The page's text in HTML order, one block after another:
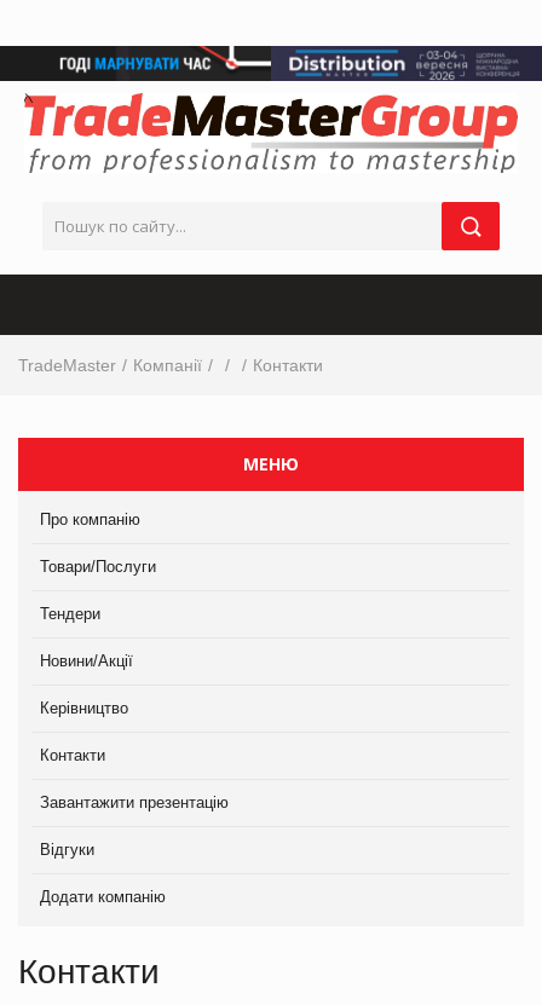
TradeMaster Компанії Контакти
МЕНЮ
Про компанію
Товари/Послуги
Тендери
Новини/Акції
Керівництво
Контакти
Завантажити презентацію
Відгуки
Додати компанію
Контакти